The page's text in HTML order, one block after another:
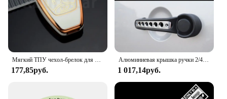
Мягкий ТПУ чехол-брелок для Jeep Wrangler Compass свобода патриота Chrysler 300 PT Dodge JCUV Caliber Nitro автомобильный брелок
177,85руб.
Алюминиевая крышка ручки 2/4 двери для Jeep Wrangler JK 2007–2016 гг., аксессуары для передних и задних дверей, ручки декоративной ручки
1 017,14руб.